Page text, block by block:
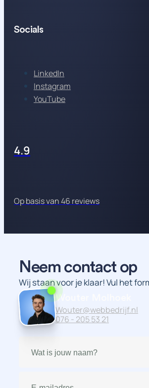
Socials
LinkedIn
Instagram
YouTube
4.9
Op basis van 46 reviews
Neem contact op
Wij staan voor je klaar! Vul het
Wouter Molhoek
Wouter@webbedrijf.nl
076 - 205 53 21